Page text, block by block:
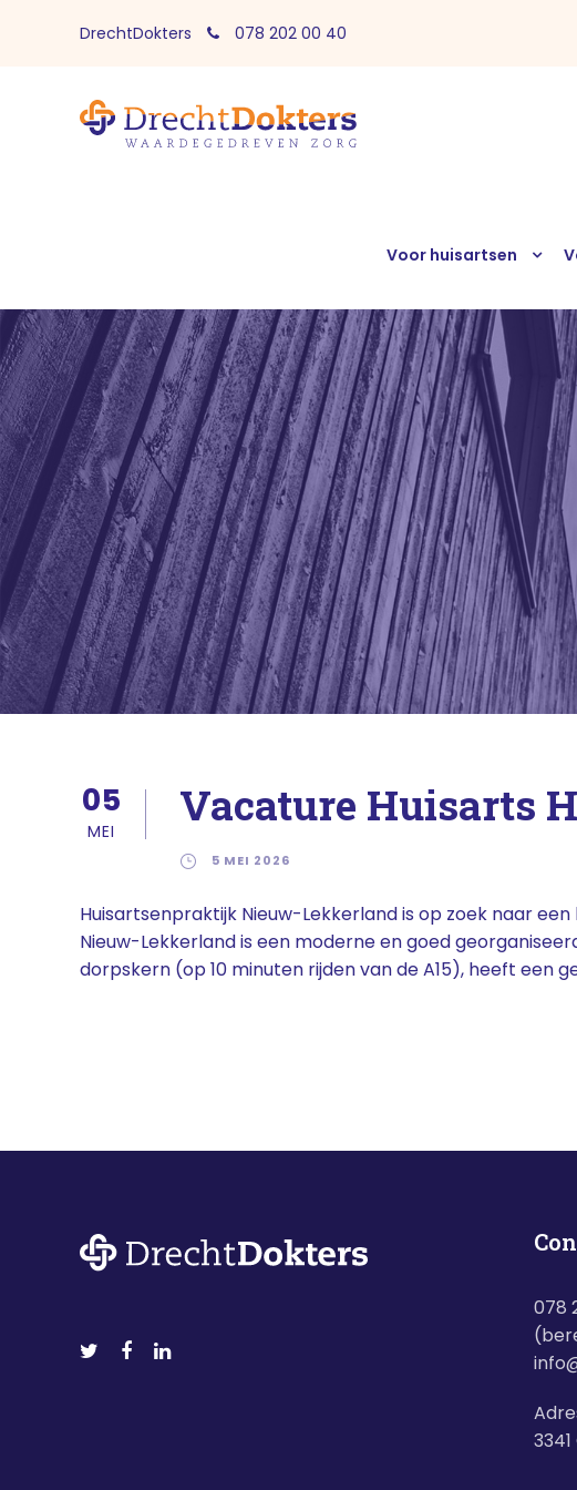
DrechtDokters 078 202 00 40
Voor huisartsen
05
MEI Vacature Huisarts
5 MEI 2026
Huisartsenpraktijk Nieuw-Lekkerland is op zoek naar
Nieuw-Lekkerland is een moderne en goed
dorpskern (op 10 minuten rijden van de A15), heeft een
078